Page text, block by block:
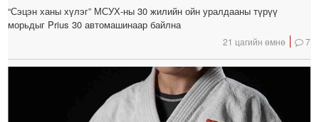
“Сэцэн ханы хүлэг” МСУХ-ны 30 жилийн ойн уралдааны түрүү
морьдыг Prius 30 автомашинаар байлна
21 цагийн өмнө 7